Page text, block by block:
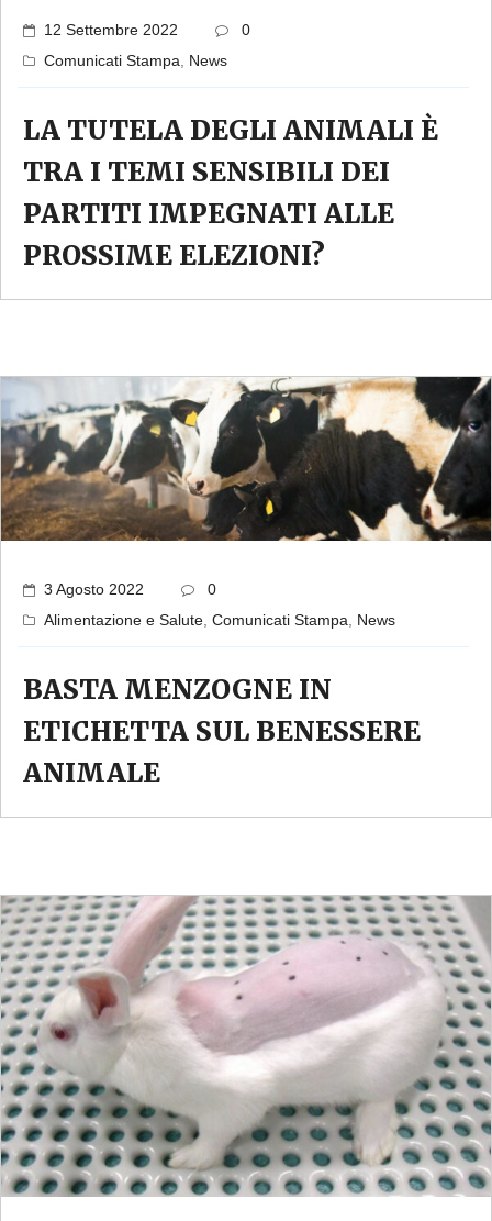
12 Settembre 2022
0
Comunicati Stampa
News
LA TUTELA DEGLI ANIMALI È
TRA I TEMI SENSIBILI DEI
PARTITI IMPEGNATI ALLE
PROSSIME ELEZIONI?
3 Agosto 2022
0
Alimentazione e Salute Comunicati Stampa News
BASTA MENZOGNE IN
ETICHETTA SUL BENESSERE
ANIMALE